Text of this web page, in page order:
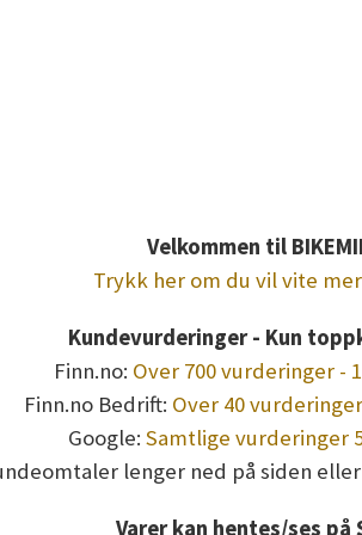
Velkommen til
Trykk her om du vil vite
Kundevurderinger - Kun
Finn.no: Over 700 vurderinger -
Finn.no Bedrift: Over 40
Google: Samtlige vurderinger
lenger ned på siden
Varer kan hentes/ses på